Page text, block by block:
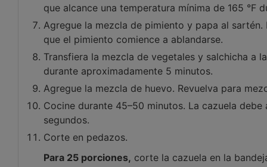
que alcance una temperatura mínima de 165 °F
Agregue la mezcla de pimiento y papa al
que el pimiento comience a ablandarse.
Transfiera la mezcla de vegetales y salchicha a
durante aproximadamente 5 minutos.
Agregue la mezcla de huevo. Revuelva para
Cocine durante 45–50 minutos. La cazuela
segundos.
Corte en pedazos.
Para 25 porciones, corte la cazuela en la